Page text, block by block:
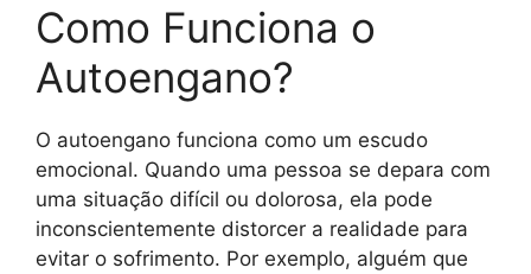
Como Funciona o
Autoengano?
O autoengano funciona como um escudo
emocional. Quando uma pessoa se depara com
uma situação difícil ou dolorosa, ela pode
inconscientemente distorcer a realidade para
evitar o sofrimento. Por exemplo, alguém que